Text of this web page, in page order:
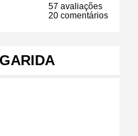
57 avaliações
20 comentários